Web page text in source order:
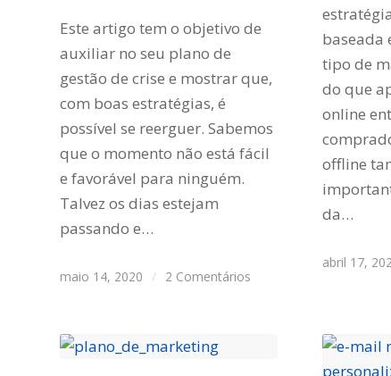
Este artigo tem o objetivo de
auxiliar no seu plano de
gestão de crise e mostrar que,
com boas estratégias, é
possível se reerguer. Sabemos
que o momento não está fácil
e favorável para ninguém.
Talvez os dias estejam
passando e…
maio 14, 2020 / 2 Comentários
baseada
tipo de
do que
online
offline
da…
abril 17,